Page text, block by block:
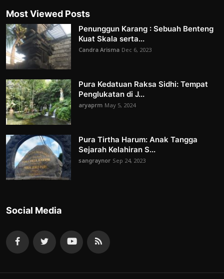
Most Viewed Posts
Penunggun Karang : Sebuah Benteng
Kuat Skala serta...
Candra Arisma Dec 6, 2023
Pura Kedatuan Raksa Sidhi: Tempat
Penglukatan di J...
aryaprm May 5, 2024
Pura Tirtha Harum: Anak Tangga
Sejarah Kelahiran S...
sangraynor Sep 24, 2023
Social Media